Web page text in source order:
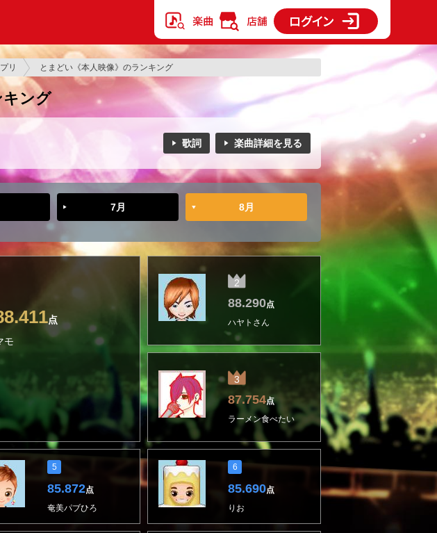
リ とまどい《本人映像》のランキング
キング
歌詞 楽曲詳細を見る
7月 8月
点
モ
2
88.290点
ハヤトさん
3
87.754点
ラーメン食べたい
5
85.872点
奄美パブひろ
6
85.690点
りお